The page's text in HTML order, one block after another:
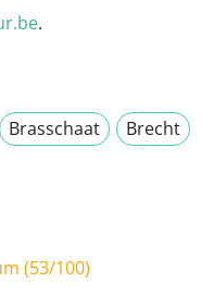
.
Brasschaat
Brecht
(53/100)